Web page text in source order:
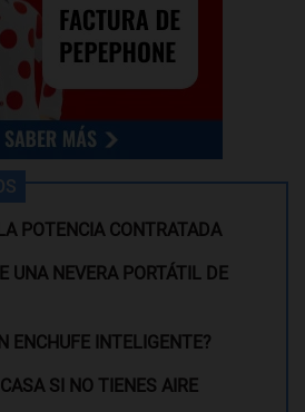
POTENCIA CONTRATADA
UNA NEVERA PORTÁTIL DE
ENCHUFE INTELIGENTE?
SI NO TIENES AIRE